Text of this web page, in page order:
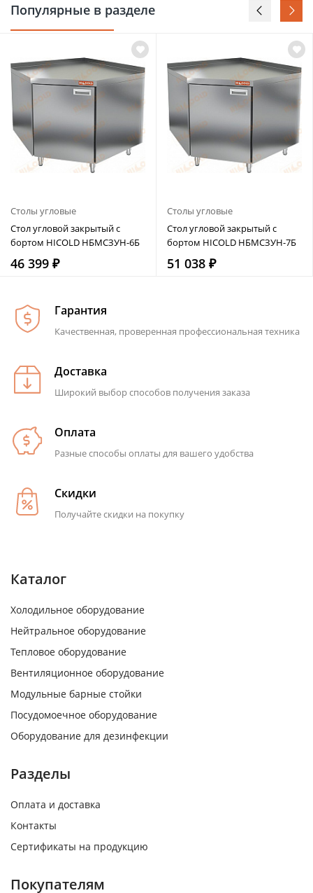
Популярные в разделе
Столы угловые
Стол угловой закрытый с
бортом HICOLD НБМСЗУН-6Б
46 399 ₽
Столы угловые
Стол угловой закрытый с
бортом HICOLD НБМСЗУН-7Б
51 038 ₽
Гарантия
Качественная, проверенная профессиональная техника
Доставка
Широкий выбор способов получения заказа
Оплата
Разные способы оплаты для вашего удобства
Скидки
Получайте скидки на покупку
Каталог
Холодильное оборудование
Нейтральное оборудование
Тепловое оборудование
Вентиляционное оборудование
Модульные барные стойки
Посудомоечное оборудование
Оборудование для дезинфекции
Разделы
Оплата и доставка
Контакты
Сертификаты на продукцию
Покупателям